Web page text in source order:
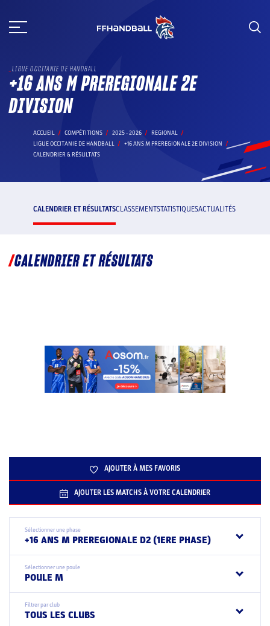
au
LIGUE OCCITANIE DE HANDBALL
+16 ANS M PREREGIONALE 2E
DIVISION
ACCUEIL COMPÉTITIONS 2025 - 2026
REGIONAL
LIGUE OCCITANIE DE HANDBALL
+16 ANS M PREREGIONALE 2E DIVISION
CALENDRIER & RÉSULTATS
CALENDRIER ET RÉSULTATSCLASSEMENTSTATISTIQUESACTUALITÉS
CALENDRIER ET RÉSULTATS
AJOUTER À MES FAVORIS
AJOUTER LES MATCHS À VOTRE CALENDRIER
Sélectionner une phase
+16 ANS M PREREGIONALE D2 (1ERE PHASE)
Sélectionner une poule
POULE M
Filtrer par club
TOUS LES CLUBS